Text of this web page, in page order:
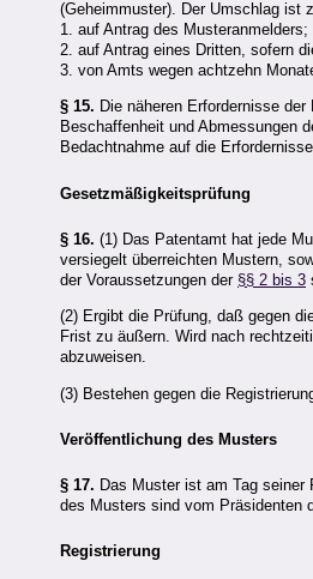
(Geheimmuster). Der Umschlag ist
1. auf Antrag des Musteranmelders;
2. auf Antrag eines Dritten, sofern
3. von Amts wegen achtzehn
§ 15. Die näheren Erfordernisse
Beschaffenheit und Abmessungen
Bedachtnahme auf die
Gesetzmäßigkeitsprüfung
§ 16. (1) Das Patentamt hat jede
versiegelt überreichten Mustern,
der Voraussetzungen der §§ 2 bis 3
(2) Ergibt die Prüfung, daß gegen
Frist zu äußern. Wird nach
abzuweisen.
(3) Bestehen gegen die
Veröffentlichung des Musters
§ 17. Das Muster ist am Tag seiner
des Musters sind vom Präsidenten
Registrierung